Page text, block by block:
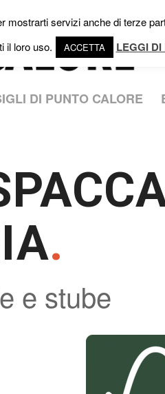
DI PUNTO CALORE
.
e stube
mostrarti servizi anche di terze
il loro uso.
ACCETTA LEGGI DI